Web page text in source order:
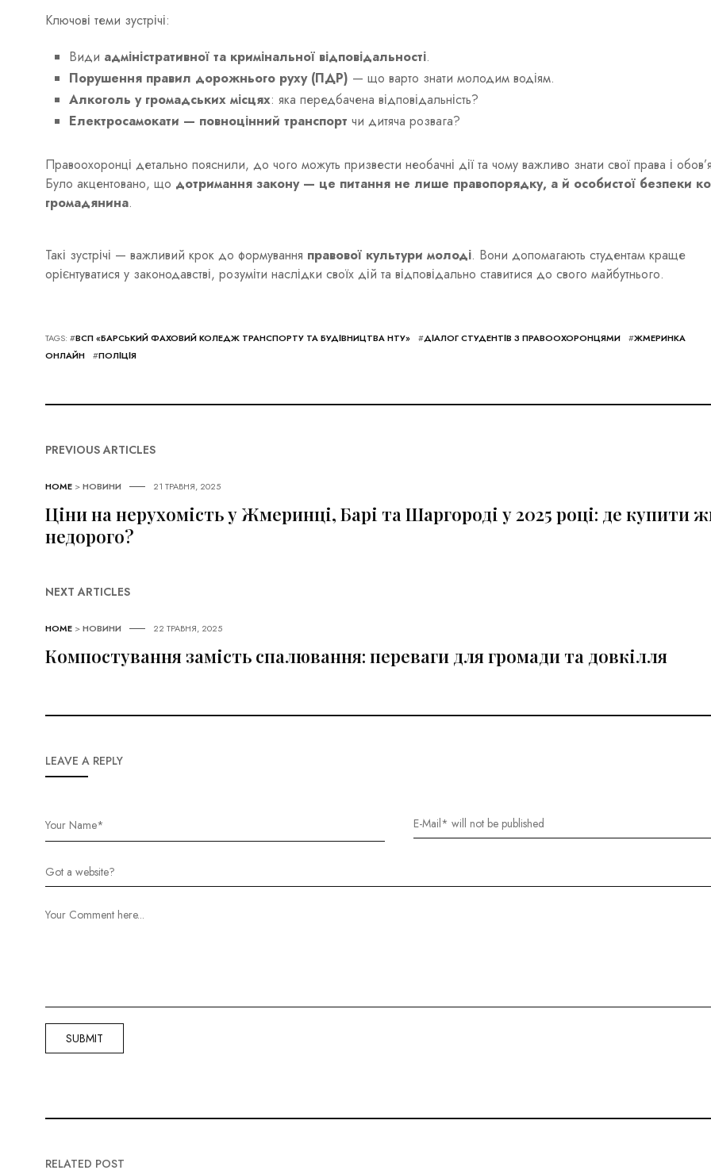
Ключові теми зустрічі:
Види адміністративної та кримінальної відповідальності.
Порушення правил дорожнього руху (ПДР) — що варто знати молодим водіям.
Алкоголь у громадських місцях: яка передбачена відповідальність?
Електросамокати — повноцінний транспорт чи дитяча розвага?
Правоохоронці детально пояснили, до чого можуть призвести необачні дії та чому важливо знати свої права і
Було акцентовано, що дотримання закону — це питання не лише правопорядку, а й особистої безпеки
громадянина.
Такі зустрічі — важливий крок до формування правової культури молоді. Вони допомагають студентам краще
орієнтуватися у законодавстві, розуміти наслідки своїх дій та відповідально ставитися до свого майбутнього.
TAGS: #ВСП «БАРСЬКИЙ ФАХОВИЙ КОЛЕДЖ ТРАНСПОРТУ ТА БУДІВНИЦТВА НТУ» #ДІАЛОГ СТУДЕНТІВ З ПРАВООХОРОНЦЯМИ #ЖМЕРИНКА
ОНЛАЙН
#ПОЛІЦІЯ
PREVIOUS ARTICLES
HOME >НОВИНИ 21 ТРАВНЯ, 2025
Ціни на нерухомість у Жмеринці, Барі та Шаргороді у 2025 році: де купити
недорого?
NEXT ARTICLES
HOME >НОВИНИ 22 ТРАВНЯ, 2025
Компостування замість спалювання: переваги для громади та довкілля
LEAVE A REPLY
RELATED POST